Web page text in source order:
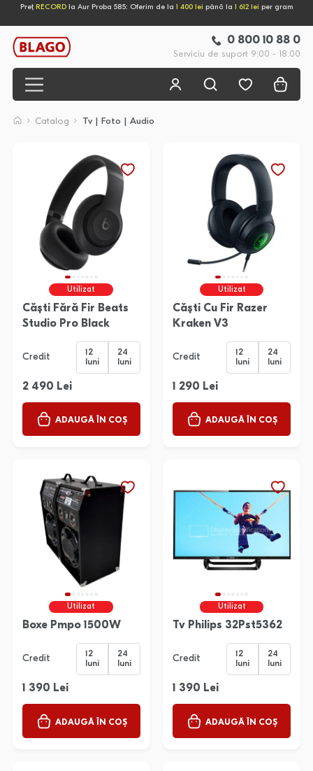
Preț RECORD la Aur Proba 585: Oferim de la 1 400 lei până la 1 612 lei per gram
0 800 10 88 0
Serviciu de suport 9:00 - 18:00
Catalog Tv | Foto | Audio
Utilizat
Căști Fără Fir Beats
Studio Pro Black
Credit
12
luni
24
luni
2 490 Lei
ADAUGĂ ÎN COȘ
Utilizat
Căști Cu Fir Razer
Kraken V3
Credit
12
luni
24
luni
1 290 Lei
ADAUGĂ ÎN COȘ
Utilizat
Boxe Pmpo 1500W
Credit
12
luni
24
luni
1 390 Lei
ADAUGĂ ÎN COȘ
Utilizat
Tv Philips 32Pst5362
Credit
12
luni
24
luni
1 390 Lei
ADAUGĂ ÎN COȘ